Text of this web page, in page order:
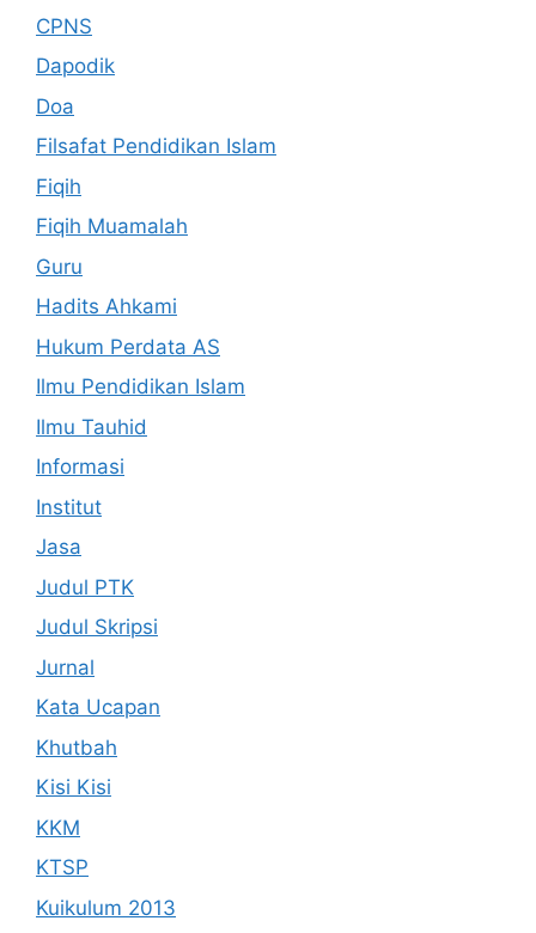
CPNS
Dapodik
Doa
Filsafat Pendidikan Islam
Fiqih
Fiqih Muamalah
Guru
Hadits Ahkami
Hukum Perdata AS
Ilmu Pendidikan Islam
Ilmu Tauhid
Informasi
Institut
Jasa
Judul PTK
Judul Skripsi
Jurnal
Kata Ucapan
Khutbah
Kisi Kisi
KKM
KTSP
Kuikulum 2013